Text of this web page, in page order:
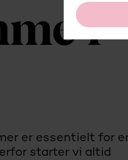
i
er essentielt for
starter vi altid